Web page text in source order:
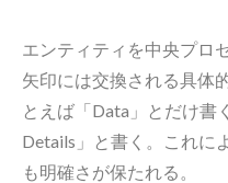
エンティティを中央プロ
矢印には交換される具体
とえば「Data」とだけ書
Details」と書く。これに
も明確さが保たれる。